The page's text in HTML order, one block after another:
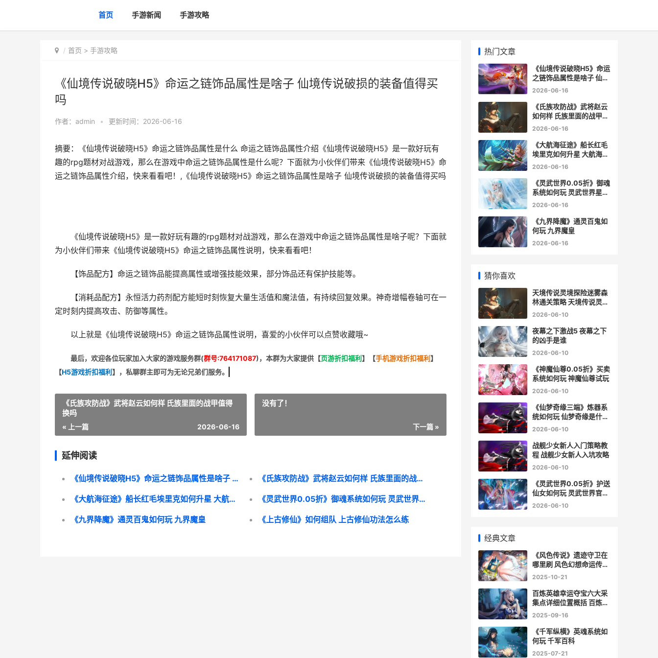
首页 手游新闻 手游攻略
首页 > 手游攻略
《仙境传说破晓H5》命运之链饰品属性是啥子 仙境传说破损的装备值得买
吗
作者： admin • 更新时间：2026-06-16
摘要：《仙境传说破晓H5》命运之链饰品属性是什么 命运之链饰品属性介绍《仙境传说破晓H5》是一款好玩有
趣的rpg题材对战游戏，那么在游戏中命运之链饰品属性是什么呢？下面就为小伙伴们带来《仙境传说破晓H5》命
运之链饰品属性介绍，快来看看吧！,《仙境传说破晓H5》命运之链饰品属性是啥子 仙境传说破损的装备值得买吗
《仙境传说破晓H5》是一款好玩有趣的rpg题材对战游戏，那么在游戏中命运之链饰品属性是啥子呢？下面就
为小伙伴们带来《仙境传说破晓H5》命运之链饰品属性说明，快来看看吧！
【饰品配方】命运之链饰品能提高属性或增强技能效果，部分饰品还有保护技能等。
【消耗品配方】永恒活力药剂配方能短时刻恢复大量生活值和魔法值，有持续回复效果。神奇增幅卷轴可在一
定时刻内提高攻击、防御等属性。
以上就是《仙境传说破晓H5》命运之链饰品属性说明，喜爱的小伙伴可以点赞收藏哦~
最后，欢迎各位玩家加入大家的游戏服务群(群号:764171087)，本群为大家提供【页游折扣福利 】 【手机游戏折扣福利 】
【H5游戏折扣福利 】 ，私聊群主即可为无论兄弟们服务。
《氏族攻防战》武将赵云如何样 氏族里面的战甲值得
换吗
« 上一篇 2026-06-16
没有了！
下一篇 »
延伸阅读
《仙境传说破晓H5》命运之链饰品属性是啥子 仙境传说破损的装备值得买吗 《氏族攻防战》武将赵云如何样 氏族里面的战甲值得换吗
《大航海征途》船长红毛埃里克如何升星 大航海征途官网 《灵武世界0.05折》御魂系统如何玩 灵武世界星耀版
《九界降魔》通灵百鬼如何玩 九界魔皇 《上古修仙》如何组队 上古修仙功法怎么练
热门文章
《仙境传说破晓H5》命运
之链饰品属性是啥子 仙境
传说破损的装备值得买吗
2026-06-16
《氏族攻防战》武将赵云
如何样 氏族里面的战甲值
得换吗
2026-06-16
《大航海征途》船长红毛
埃里克如何升星 大航海征
途官网
2026-06-16
《灵武世界0.05折》御魂
系统如何玩 灵武世界星耀
版
2026-06-16
《九界降魔》通灵百鬼如
何玩 九界魔皇
2026-06-16
猜你喜欢
天境传说灵境探险迷雾森
林通关策略 天境传说灵境
探险5图解
2026-06-10
夜幕之下激战5 夜幕之下
的凶手是谁
2026-06-10
《神魔仙尊0.05折》买卖
系统如何玩 神魔仙尊试玩
2026-06-10
《仙梦奇缘三端》炼器系
统如何玩 仙梦奇缘是什么
意思
2026-06-10
战舰少女新人入门策略教
程 战舰少女新人入坑攻略
2026-06-10
《灵武世界0.05折》护送
仙女如何玩 灵武世界官网
版
2026-06-10
经典文章
《风色传说》遗迹守卫在
哪里刷 风色幻想命运传说
手游官网
2025-10-21
百炼英雄幸运夺宝六大采
集点详细位置概括 百炼英
雄幸运夺宝采集点在哪里
2025-09-16
《千军纵横》英魂系统如
何玩 千军百科
2025-07-21